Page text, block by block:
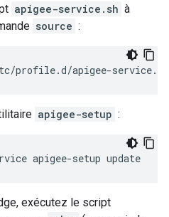
apigee-service.sh à
source :
profile.d/apigee-service.sh
apigee-setup :
apigee-setup update
exécutez le script